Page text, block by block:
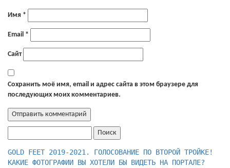
Имя *
Email *
Сайт
Сохранить моё имя, email и адрес сайта в этом браузере для
последующих моих комментариев.
КАКИЕ ФОТОГРАФИИ ВЫ ХОТЕЛИ БЫ ВИДЕТЬ НА ПОРТАЛЕ?